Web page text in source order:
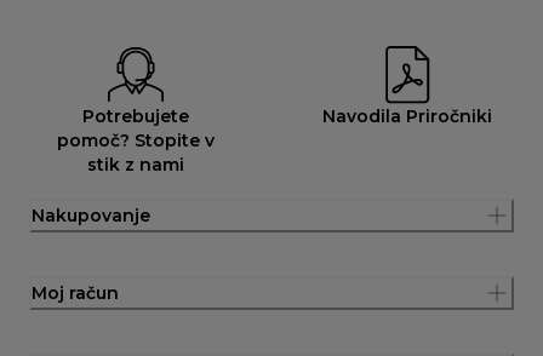
Potrebujete
pomoč? Stopite v
stik z nami
Navodila Priročniki
Nakupovanje
Moj račun